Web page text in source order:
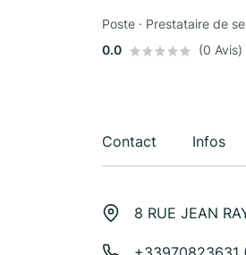
Poste · Prestataire de
0.0
(0 Avis)
Contact Infos
8 RUE JEAN